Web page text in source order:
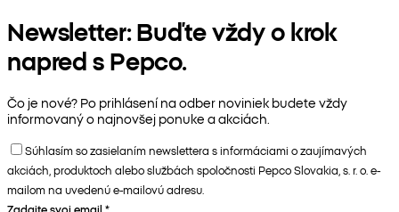
Newsletter: Buďte vždy o krok
napred s Pepco.
Čo je nové? Po prihlásení na odber noviniek budete vždy
informovaný o najnovšej ponuke a akciách.
Súhlasím so zasielaním newslettera s informáciami o zaujímavých
akciách, produktoch alebo službách spoločnosti Pepco Slovakia, s. r. o. e-
mailom na uvedenú e-mailovú adresu.
Zadajte svoj email *